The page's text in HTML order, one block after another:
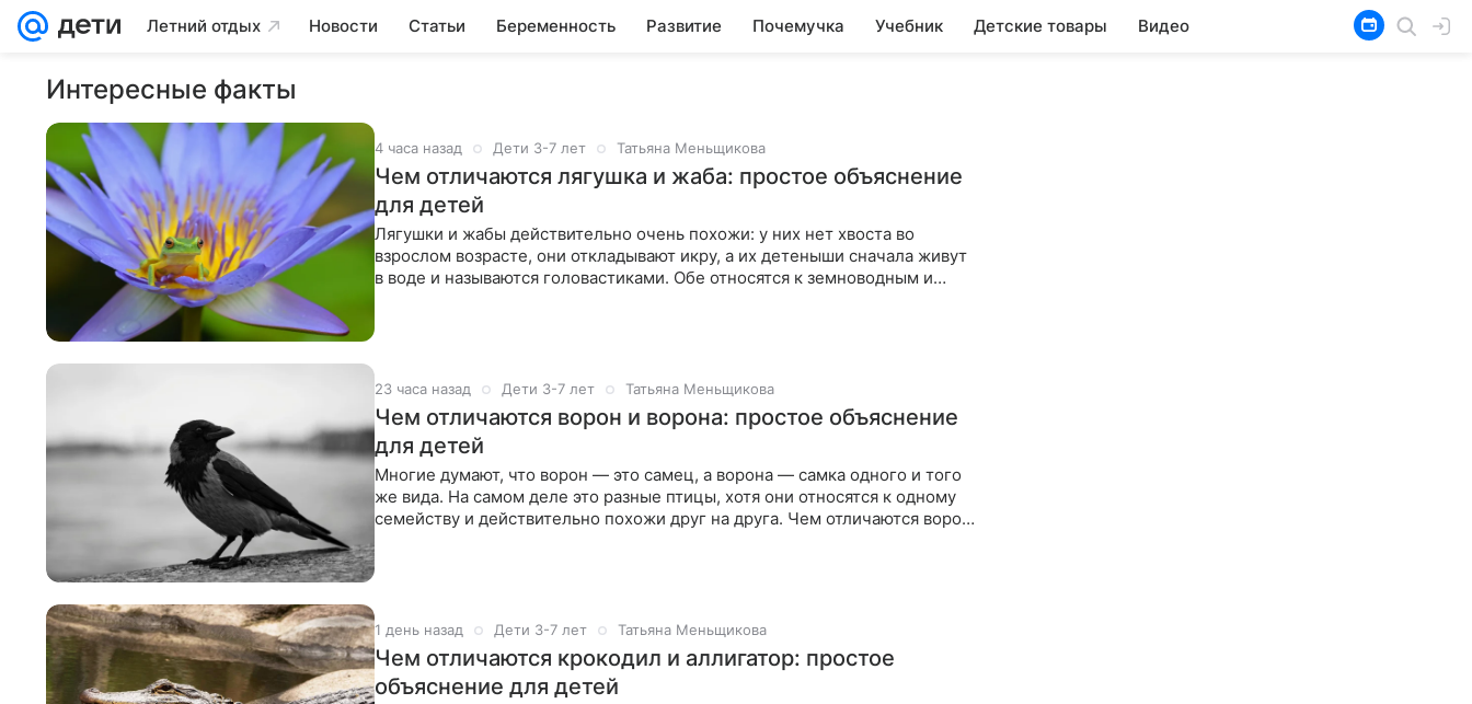
Летний отдых Новости Статьи Беременность Развитие Почемучка Учебник Детские товары Видео
Интересные факты
4 часа назад Дети 3-7 лет Татьяна Меньщикова
Чем отличаются лягушка и жаба: простое объяснение
для детей
Лягушки и жабы действительно очень похожи: у них нет хвоста во
взрослом возрасте, они откладывают икру, а их детеныши сначала живут
в воде и называются головастиками. Обе относятся к земноводным и
23 часа назад Дети 3-7 лет Татьяна Меньщикова
Чем отличаются ворон и ворона: простое объяснение
для детей
Многие думают, что ворон — это самец, а ворона — самка одного и того
же вида. На самом деле это разные птицы, хотя они относятся к одному
семейству и действительно похожи друг на друга. Чем отличаются ворон
1 день назад Дети 3-7 лет Татьяна Меньщикова
Чем отличаются крокодил и аллигатор: простое
объяснение для детей